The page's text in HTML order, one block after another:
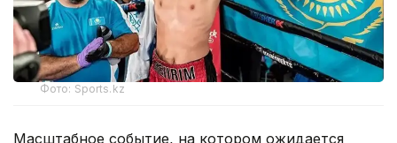
Фото: Sports.kz
Масштабное событие, на котором ожидается